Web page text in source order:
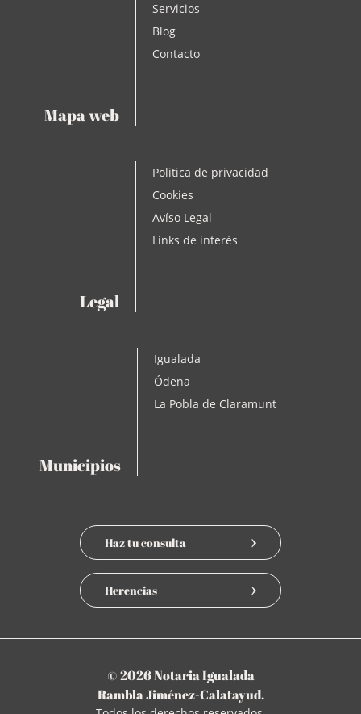
Mapa web
Servicios
Blog
Contacto
Legal
Politica de privacidad
Cookies
Avíso Legal
Links de interés
Municipios
Igualada
Ódena
La Pobla de Claramunt
Haz tu consulta
Herencias
© 2026 Notaria Igualada
Rambla Jiménez-Calatayud.